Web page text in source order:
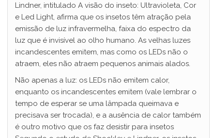
Lindner, intitulado A visão do inseto: Ultravioleta, Cor
e Led Light, afirma que os insetos têm atração pela
emissão de luz infravermelha, faixa do espectro da
luz que é invisível ao olho humano. As velhas luzes
incandescentes emitem, mas como os LEDs não o
atraem, eles não atraem pequenos animais alados.
Não apenas a luz: os LEDs não emitem calor,
enquanto os incandescentes emitem (vale lembrar o
tempo de esperar se uma lâmpada queimava e
precisava ser trocada), e a ausência de calor também
é outro motivo que os faz desistir para insetos